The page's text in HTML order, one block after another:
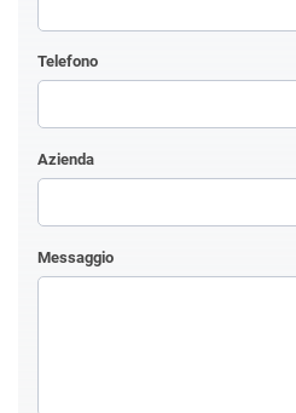
Telefono
Azienda
Messaggio